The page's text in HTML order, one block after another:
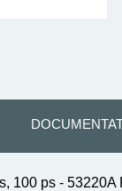
100 ps -